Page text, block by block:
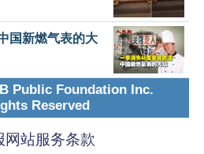
国新燃气表的大
Public Foundation Inc.
Reserved
网站服务条款